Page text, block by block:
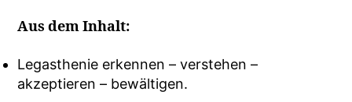
Aus dem Inhalt:
Legasthenie erkennen – verstehen –
akzeptieren – bewältigen.